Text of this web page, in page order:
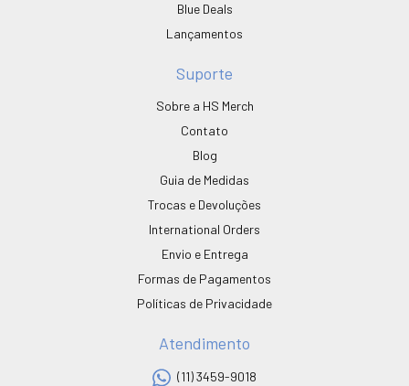
Blue Deals
Lançamentos
Suporte
Sobre a HS Merch
Contato
Blog
Guia de Medidas
Trocas e Devoluções
International Orders
Envio e Entrega
Formas de Pagamentos
Políticas de Privacidade
Atendimento
(11) 3459-9018